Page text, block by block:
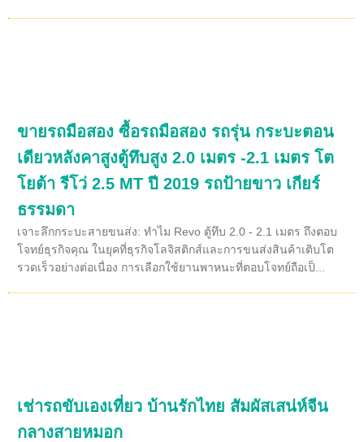
ขายรถมือสอง ซื้อรถมือสอง รถรุ่น กระบะตอน
เดียวหลังคาสูงตู้ทึบสูง 2.0 เมตร -2.1 เมตร โต
โยต้า รีโว่ 2.5 MT ปี 2019 รถป้ายขาว เกียร์
ธรรมดา
เจาะลึกกระบะสายขนส่ง: ทำไม Revo ตู้ทึบ 2.0 - 2.1 เมตร ถึงตอบ
โจทย์ธุรกิจคุณ ในยุคที่ธุรกิจโลจิสติกส์และการขนส่งสินค้าเติบโต
รวดเร็วอย่างต่อเนื่อง การเลือกใช้ยานพาหนะที่ตอบโจทย์ถือเป็...
เช่ารถขับเองเที่ยว บ้านรักไทย สัมผัสเสน่ห์จีน
กลางสายหมอก